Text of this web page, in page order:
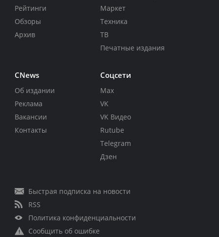
Рейтинги
Обзоры
Архив
Маркет
Техника
ТВ
Печатные издания
CNews
Об издании
Реклама
Вакансии
Контакты
Соцсети
Max
VK
VK Видео
Rutube
Telegram
Дзен
Быстрая подписка на новости
RSS
Политика конфиденциальности
Сообщить об ошибке